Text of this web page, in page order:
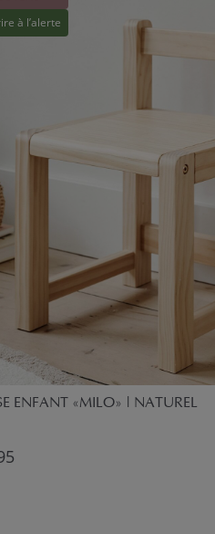
à l’alerte
ENFANT «MILO» | NATUREL